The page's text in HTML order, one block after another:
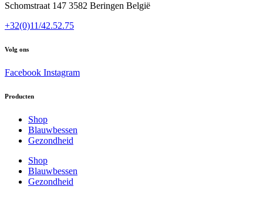
Schomstraat 147 3582 Beringen België
+32(0)11/42.52.75
Volg ons
Facebook Instagram
Producten
Shop
Blauwbessen
Gezondheid
Shop
Blauwbessen
Gezondheid